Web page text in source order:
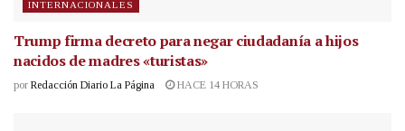
INTERNACIONALES
Trump firma decreto para negar ciudadanía a hijos
nacidos de madres «turistas»
por Redacción Diario La Página HACE 14 HORAS